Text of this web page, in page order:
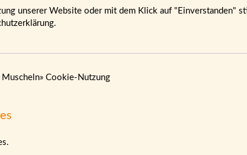
unserer Website oder mit dem Klick auf "Einverstanden"
Muscheln» Cookie-Nutzung